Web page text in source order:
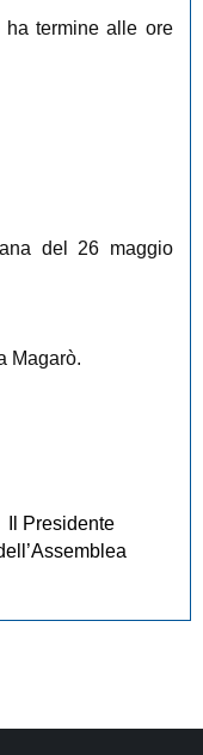
ha termine alle ore
del 26 maggio
Magarò.
Il Presidente